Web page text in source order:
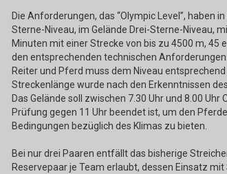
Die Anforderungen, das “Olympic Level”, haben
Sterne-Niveau, im Gelände Drei-Sterne-Niveau,
Minuten mit einer Strecke von bis zu 4500 m, 45
den entsprechenden technischen
Reiter und Pferd muss dem Niveau entsprechend
Streckenlänge wurde nach den Erkenntnissen
Das Gelände soll zwischen 7.30 Uhr und 8.00
Prüfung gegen 11 Uhr beendet ist, um den
Bedingungen bezüglich des Klimas zu bieten.
Bei nur drei Paaren entfällt das bisherige
Reservepaar je Team erlaubt, dessen Einsatz